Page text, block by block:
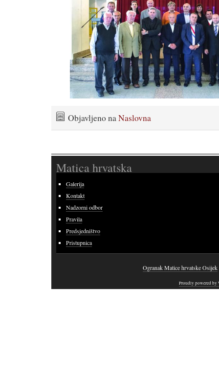
Objavljeno naNaslovna
Matica hrvatska
Galerija
Kontakt
Nadzorni odbor
Pravila
Predsjedništvo
Pristupnica
Ogranak Matice hrvatske Osijek
Proudly powered by